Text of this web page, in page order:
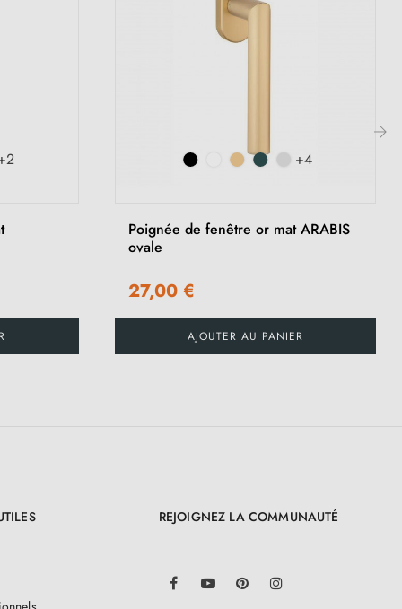
+4
Poignée de fenêtre or mat ARABIS
ovale
27,00 €
AJOUTER AU PANIER
REJOIGNEZ LA COMMUNAUTÉ
FacebookYouTube Pinterest